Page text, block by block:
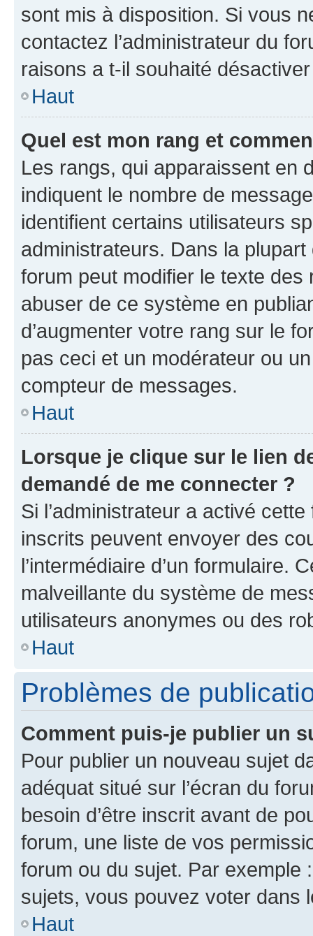
sont mis à disposition. Si vous
contactez l’administrateur du
raisons a t-il souhaité
Haut
Quel est mon rang et
Les rangs, qui apparaissent en
indiquent le nombre de
identifient certains utilisateurs
administrateurs. Dans la
forum peut modifier le texte
abuser de ce système en
d’augmenter votre rang sur le
pas ceci et un modérateur ou
compteur de messages.
Haut
Lorsque je clique sur le lien
demandé de me connecter ?
Si l’administrateur a activé
inscrits peuvent envoyer des
l’intermédiaire d’un formulaire.
malveillante du système de
utilisateurs anonymes ou des
Haut
Problèmes de
Comment puis-je publier un
Pour publier un nouveau sujet
adéquat situé sur l’écran du
besoin d’être inscrit avant de
forum, une liste de vos
forum ou du sujet. Par exemple
sujets, vous pouvez voter dans
Haut